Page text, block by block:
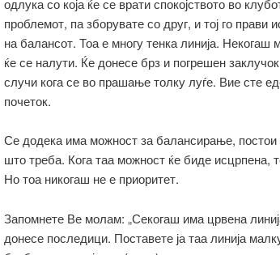
одлука со која ќе се врати спокојството во
проблемот, па зборувате со друг, и тој го
на балансот. Тоа е многу тенка линија.
ќе се налути. Ќе донесе брз и погрешен
случи кога се во прашање толку луѓе. Вие сте
почеток.
Се додека има можност за балансирање,
што треба. Кога таа можност ќе биде исцрпена,
Но тоа никогаш не е приоритет.
Запомнете Ве молам: „Секогаш има црвена
донесе последици. Поставете ја таа линија